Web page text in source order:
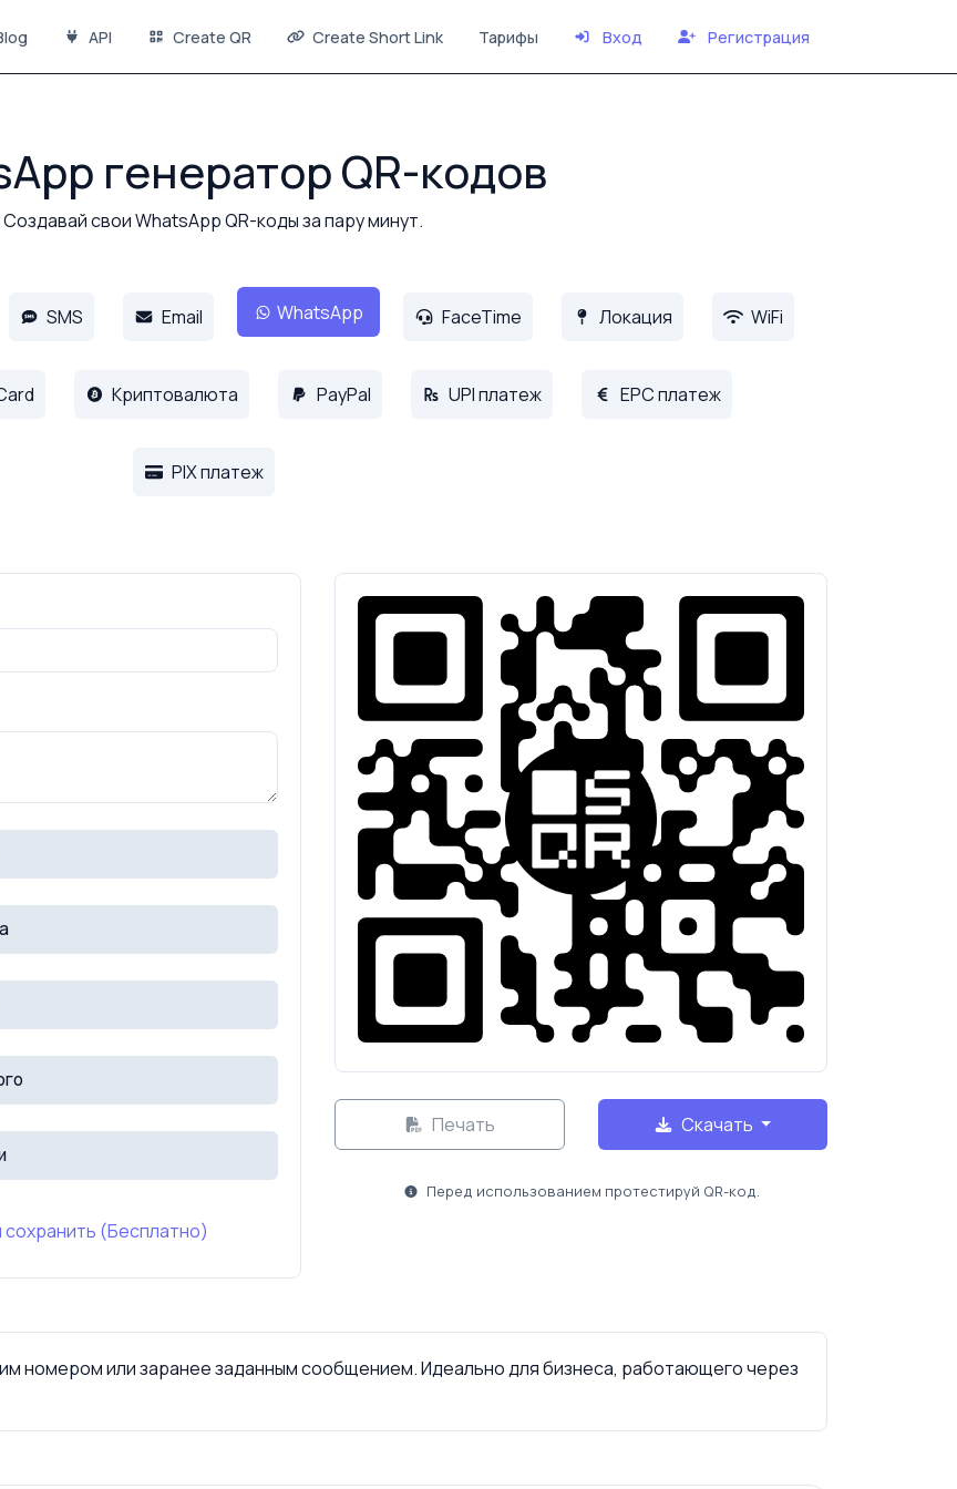
API Create QR Create Short Link Тарифы Вход Регистрация
генератор QR-кодов
Создавай свои WhatsApp QR-коды за пару минут.
SMS Email WhatsApp FaceTime Локация WiFi
Криптовалюта PayPal UPI платеж EPC платеж
PIX платеж
(Бесплатно)
Печать Скачать
Перед использованием протестируй QR-код.
номером или заранее заданным сообщением. Идеально для бизнеса, работающего через